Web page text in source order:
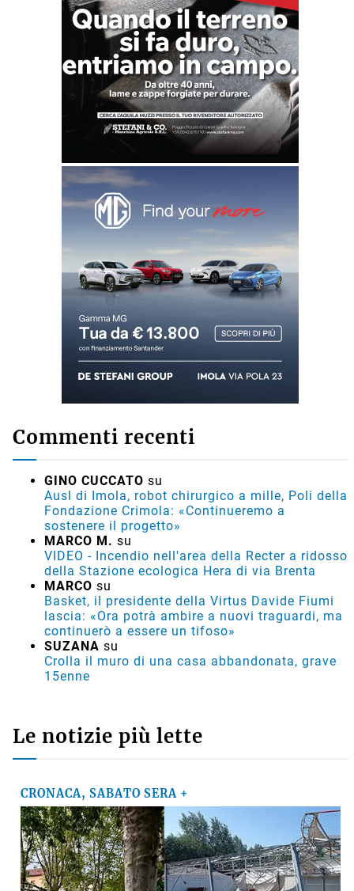
Commenti recenti
GINO CUCCATO su
Ausl di Imola, robot chirurgico a mille, Poli della
Fondazione Crimola: «Continueremo a
sostenere il progetto»
MARCO M. su
VIDEO - Incendio nell'area della Recter a ridosso
della Stazione ecologica Hera di via Brenta
MARCO su
Basket, il presidente della Virtus Davide Fiumi
lascia: «Ora potrà ambire a nuovi traguardi, ma
continuerò a essere un tifoso»
SUZANA su
Crolla il muro di una casa abbandonata, grave
15enne
Le notizie più lette
CRONACA, SABATO SERA +